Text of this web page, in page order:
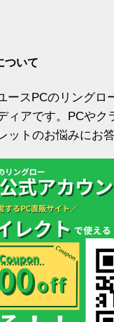
ついて
ースPCのリングロ
ィアです。PCやク
ットのお悩みにお